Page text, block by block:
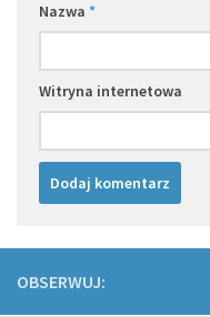
Nazwa *
Witryna internetowa
OBSERWUJ: